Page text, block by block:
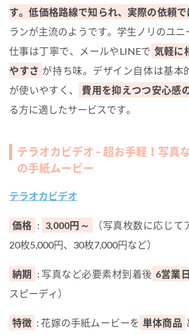
す。低価格路線で知られ、実際の依頼
ランが主流のようです。学生ノリのユ
仕事は丁寧で、メールやLINEで 気軽に
やすさ が持ち味。デザイン自体は基本
が使いやすく、
費用を抑えつつ安心感
る方に適したサービスです。
テラオカビデオ – 超お手軽！写真
の手紙ムービー
テラオカビデオ
価格 : 3,000円～
（写真枚数に応じ
20枚5,000円、30枚7,000円など）
納期 : 写真など必要素材到着後 6営業
スピーディ）
特徴 : 花嫁の手紙ムービーを 単体商品